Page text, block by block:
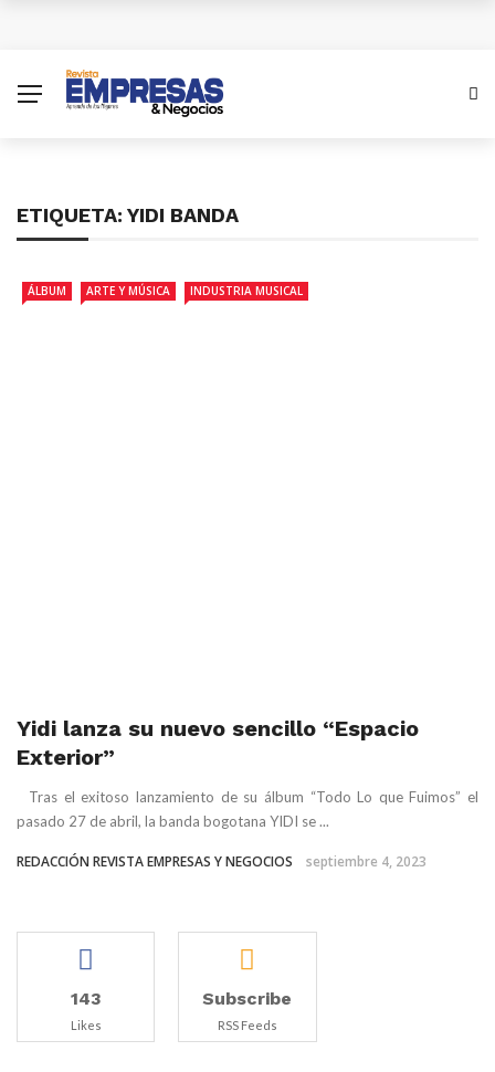
el 2026?
Las empresas colombianas pueden disparar sus
ETIQUETA: YIDI BANDA
ÁLBUM ARTE Y MÚSICA INDUSTRIA MUSICAL
Yidi lanza su nuevo sencillo “Espacio
Exterior”
Tras el exitoso lanzamiento de su álbum “Todo Lo que Fuimos” el
pasado 27 de abril, la banda bogotana YIDI se ...
REDACCIÓN REVISTA EMPRESAS Y NEGOCIOS septiembre 4, 2023
143
Likes
Subscribe
RSS Feeds